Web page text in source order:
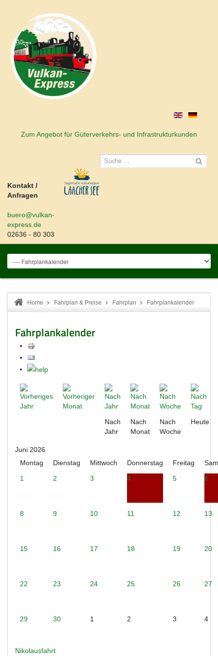
Zum Angebot für Güterverkehrs- und Infrastrukturkunden
Kontakt /
Anfragen
buero@vulkan-
express.de
02636 - 80 303
Home Fahrplan & Preise Fahrplan Fahrplankalender
Fahrplankalender
Nach
Jahr
Nach
Monat
Nach
Woche
Heute
Juni 2026
Montag
Dienstag Mittwoch Donnerstag Freitag
1
2 3 4 5 6
8 9 10 11 12 13
15 16 17 18 19 20
22 23 24 25 26 27
29 30 1 2 3 4
Nikolausfahrt